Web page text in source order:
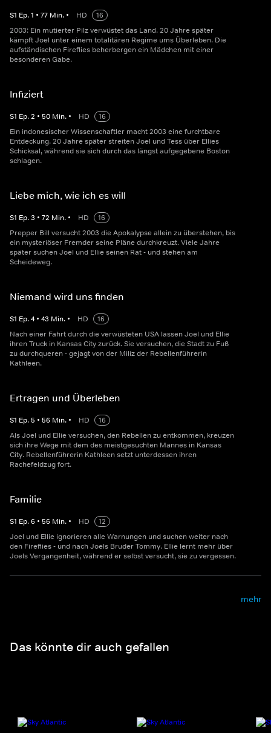
S1 Ep.1 • 77 Min. • HD
16
2003: Ein mutierter Pilz verwüstet das Land. 20 Jahre später
kämpft Joel unter einem totalitären Regime ums Überleben. Die
aufständischen Fireflies beherbergen ein Mädchen mit einer
besonderen Gabe.
Infiziert
S1 Ep.2 • 50 Min. • HD
16
Ein indonesischer Wissenschaftler macht 2003 eine furchtbare
Entdeckung. 20 Jahre später streiten Joel und Tess über Ellies
Schicksal, während sie sich durch das längst aufgegebene Boston
schlagen.
Liebe mich, wie ich es will
S1 Ep.3 • 72 Min. • HD
16
Prepper Bill versucht 2003 die Apokalypse allein zu überstehen, bis
ein mysteriöser Fremder seine Pläne durchkreuzt. Viele Jahre
später suchen Joel und Ellie seinen Rat - und stehen am
Scheideweg.
Niemand wird uns finden
S1 Ep.4 • 43 Min. • HD
16
Nach einer Fahrt durch die verwüsteten USA lassen Joel und Ellie
ihren Truck in Kansas City zurück. Sie versuchen, die Stadt zu Fuß
zu durchqueren - gejagt von der Miliz der Rebellenführerin
Kathleen.
Ertragen und Überleben
S1 Ep.5 • 56 Min. • HD
16
Als Joel und Ellie versuchen, den Rebellen zu entkommen, kreuzen
sich ihre Wege mit dem des meistgesuchten Mannes in Kansas
City. Rebellenführerin Kathleen setzt unterdessen ihren
Rachefeldzug fort.
Familie
S1 Ep.6 • 56 Min. • HD
12
Joel und Ellie ignorieren alle Warnungen und suchen weiter nach
den Fireflies - und nach Joels Bruder Tommy. Ellie lernt mehr über
Joels Vergangenheit, während er selbst versucht, sie zu vergessen.
mehr
Das könnte dir auch gefallen